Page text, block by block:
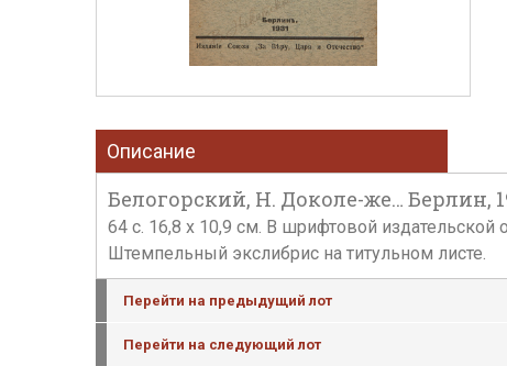
Описание
Белогорский, Н. Доколе-же… Берлин,
64 с. 16,8 х 10,9 см. В шрифтовой
Штемпельный экслибрис на титульном листе.
Перейти на предыдущий лот
Перейти на следующий лот